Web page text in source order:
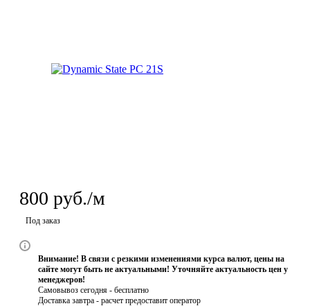
800 руб./м
Под заказ
Внимание! В связи с резкими изменениями курса валют, цены на
сайте могут быть не актуальными! Уточняйте актуальность цен у
менеджеров!
Самовывоз сегодня - бесплатно
Доставка завтра - расчет предоставит оператор